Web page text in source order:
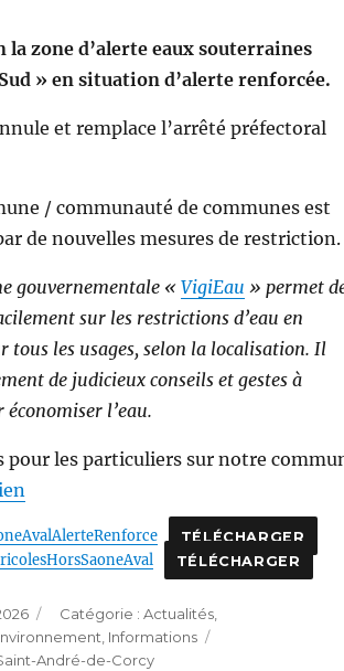
zone d’alerte eaux souterraines
» en situation d’alerte renforcée.
et remplace l’arrêté préfectoral
/ communauté de communes est
de nouvelles mesures de restriction.
gouvernementale « VigiEau » permet
sur les restrictions d’eau en
tous les usages, selon la localisation. Il
de judicieux conseils et gestes à
l’eau.
pour les particuliers sur notre
TÉLÉCHARGER
TÉLÉCHARGER
Catégories
Actualités,
, Informations
André-de-Corcy